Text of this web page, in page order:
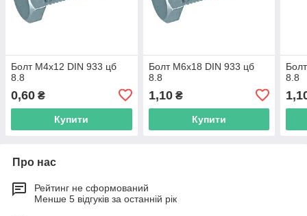
Болт М4х12 DIN 933 цб
8.8
0,60 ₴
Купити
Болт М6х18 DIN 933 цб
8.8
1,10₴
Купити
8.8
Про нас
Рейтинг не сформований
Менше 5 відгуків за останній рік